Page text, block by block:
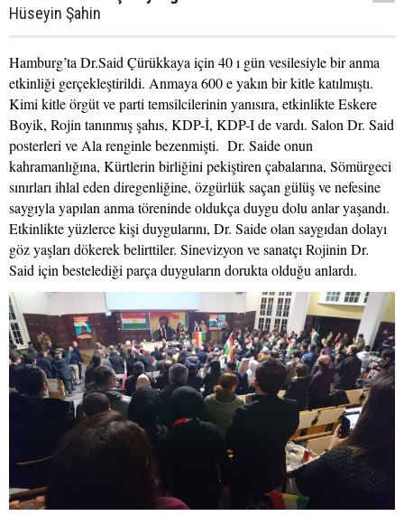
Hüseyin Şahin
Hamburg’ta Dr.Said Çürükkaya için 40 ı gün vesilesiyle bir anma
etkinliği gerçekleştirildi. Anmaya 600 e yakın bir kitle katılmıştı.
Kimi kitle örgüt ve parti temsilcilerinin yanısıra, etkinlikte Eskere
Boyik, Rojin tanınmış şahıs, KDP-İ, KDP-I de vardı. Salon Dr. Said
posterleri ve Ala renginle bezenmişti. Dr. Saide onun
kahramanlığına, Kürtlerin birliğini pekiştiren çabalarına, Sömürgeci
sınırları ihlal eden diregenliğine, özgürlük saçan gülüş ve nefesine
saygıyla yapılan anma töreninde oldukça duygu dolu anlar yaşandı.
Etkinlikte yüzlerce kişi duygularını, Dr. Saide olan saygıdan dolayı
göz yaşları dökerek belirttiler. Sinevizyon ve sanatçı Rojinin Dr.
Said için bestelediği parça duyguların dorukta olduğu anlardı.